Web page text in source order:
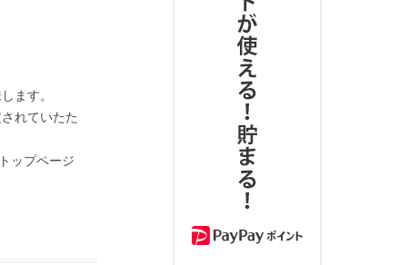
ます。
れていたた
ップページ